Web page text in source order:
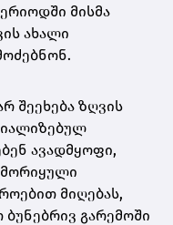
მისმა
ახალი
შეეხება ზღვის
ავადმყოფი,
მიღებას,
ბუნებრივ გარემოში